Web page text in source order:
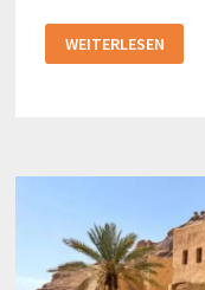
ALTSTADT
VON
WEITERLESEN